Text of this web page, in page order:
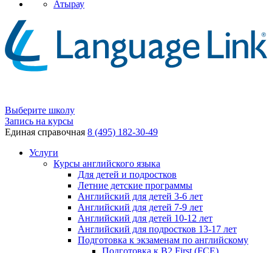
Атырау
Выберите школу
Запись на курсы
Единая справочная 8 (495) 182-30-49
Услуги
Курсы английского языка
Для детей и подростков
Летние детские программы
Английский для детей 3-6 лет
Английский для детей 7-9 лет
Английский для детей 10-12 лет
Английский для подростков 13-17 лет
Подготовка к экзаменам по английскому
Подготовка к B2 First (FCE)